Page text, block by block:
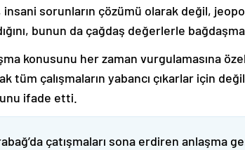
insani sorunların çözümü olarak değil,
bunun da çağdaş değerlerle
konusunu her zaman vurgulamasına
tüm çalışmaların yabancı çıkarlar için
ifade etti.
çatışmaları sona erdiren anlaşma